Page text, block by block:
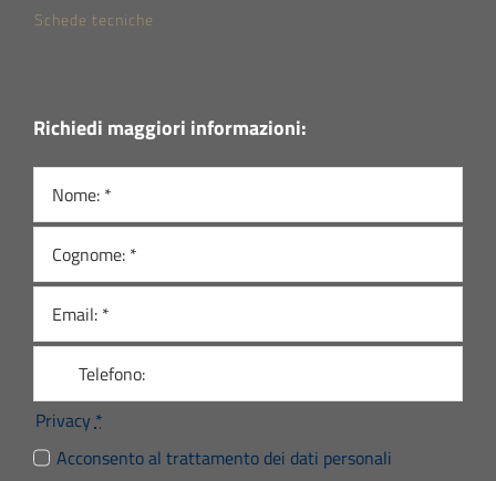
Schede tecniche
Richiedi maggiori informazioni:
Privacy *
Acconsento al trattamento dei dati personali